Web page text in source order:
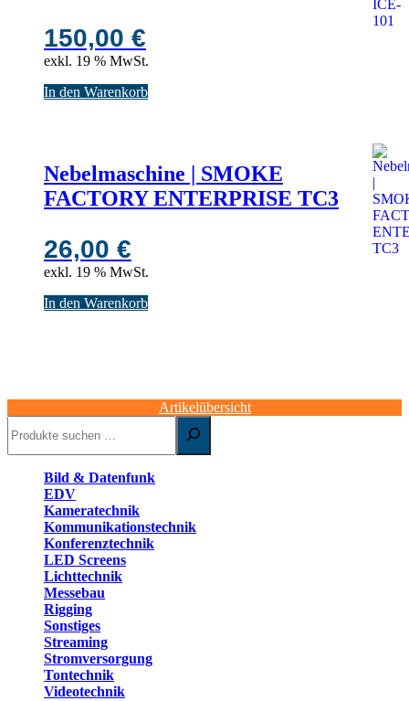
150,00 €
exkl. 19 % MwSt.
In den Warenkorb
Nebelmaschine | SMOKE
FACTORY ENTERPRISE TC3
26,00 €
exkl. 19 % MwSt.
In den Warenkorb
Artikelübersicht
Bild & Datenfunk
EDV
Kameratechnik
Kommunikationstechnik
Konferenztechnik
LED Screens
Lichttechnik
Messebau
Rigging
Sonstiges
Streaming
Stromversorgung
Tontechnik
Videotechnik